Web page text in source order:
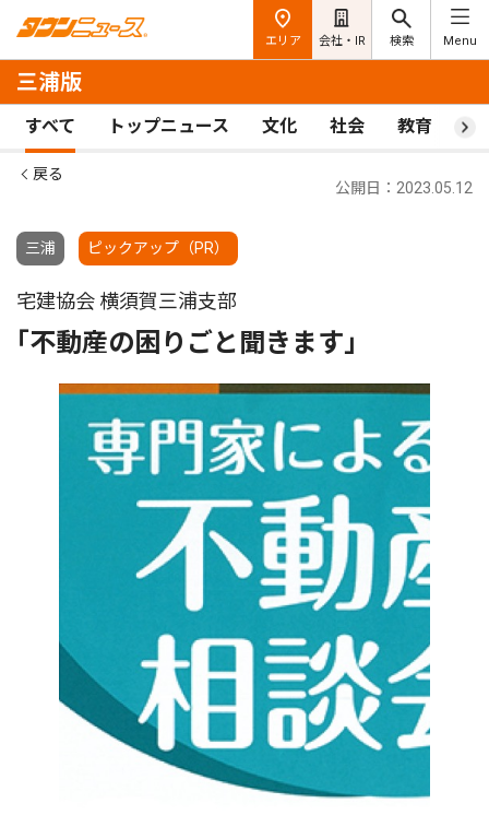
エリア 会社・IR 検索 Menu
三浦版
すべて トップニュース 文化 社会 教育 ス
戻る
三浦 ピックアップ（PR）
公開日：2023.05.12
宅建協会 横須賀三浦支部
｢不動産の困りごと聞きます｣